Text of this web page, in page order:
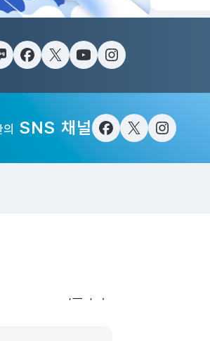
로그페이스북트위터(X)
유튜브인스타그램
SNS 채널 페이스북트위터(X)인스타그램
더보기